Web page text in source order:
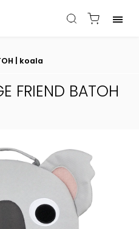
| koala
FRIEND BATOH